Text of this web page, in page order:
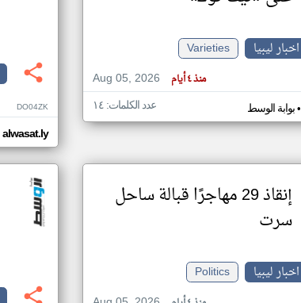
اخبار ليبيا
Varieties
Aug 05, 2026
منذ ٤ أيام
بوابة الوسط• عدد الكلمات: ١٤ DO04ZK
alwasat.ly
إنقاذ 29 مهاجرًا قبالة ساحل
سرت
اخبار ليبيا
Politics